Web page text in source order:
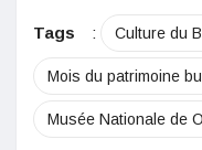
Tags : Culture du
Mois du patrimoine
Musée Nationale de